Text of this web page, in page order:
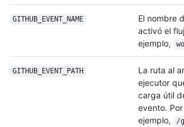
GITHUB_EVENT_NAME
El nombre
activó el
ejemplo,
GITHUB_EVENT_PATH
La ruta al
ejecutor
carga útil
evento. Por
ejemplo,
/